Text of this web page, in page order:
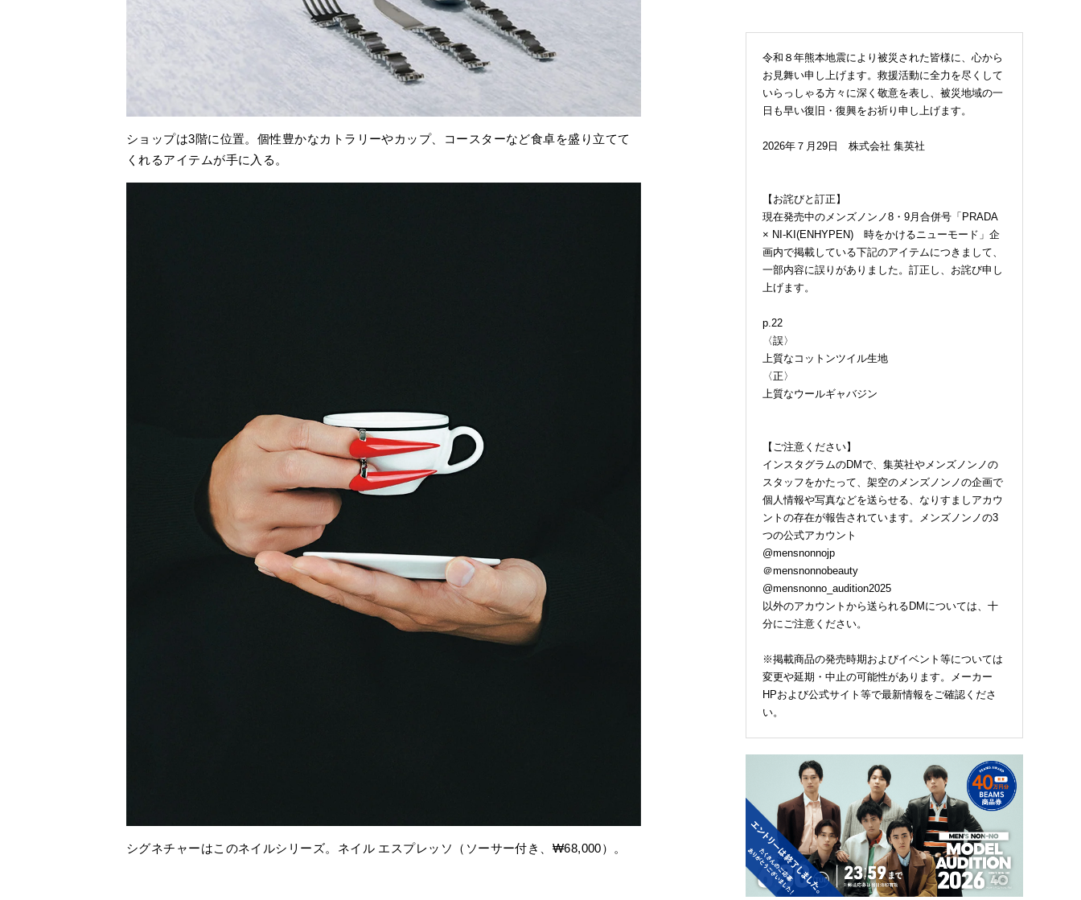
ショップは3階に位置。個性豊かなカトラリーやカップ、コースターなど食卓を盛り立てて
くれるアイテムが手に入る。
シグネチャーはこのネイルシリーズ。ネイル エスプレッソ（ソーサー付き、₩68,000）。
令和８年熊本地震により被災された皆様に、心から
お見舞い申し上げます。救援活動に全力を尽くして
いらっしゃる方々に深く敬意を表し、被災地域の一
日も早い復旧・復興をお祈り申し上げます。
2026年７月29日 株式会社 集英社
【お詫びと訂正】
現在発売中のメンズノンノ8・9月合併号「PRADA
× NI-KI(ENHYPEN) 時をかけるニューモード」企
画内で掲載している下記のアイテムにつきまして、
一部内容に誤りがありました。訂正し、お詫び申し
上げます。
p.22
〈誤〉
上質なコットンツイル生地
〈正〉
上質なウールギャバジン
【ご注意ください】
インスタグラムのDMで、集英社やメンズノンノの
スタッフをかたって、架空のメンズノンノの企画で
個人情報や写真などを送らせる、なりすましアカウ
ントの存在が報告されています。メンズノンノの3
つの公式アカウント
@mensnonnojp
＠mensnonnobeauty
@mensnonno_audition2025
以外のアカウントから送られるDMについては、十
分にご注意ください。
※掲載商品の発売時期およびイベント等については
変更や延期・中止の可能性があります。メーカー
HPおよび公式サイト等で最新情報をご確認くださ
い。